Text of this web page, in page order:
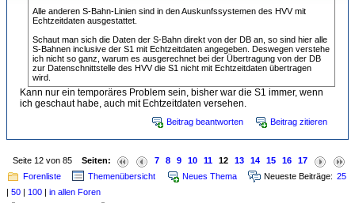
Alle anderen S-Bahn-Linien sind in den Auskunfssystemen des HVV mit
Echtzeitdaten ausgestattet.
Schaut man sich die Daten der S-Bahn direkt von der DB an, so sind hier alle
S-Bahnen inclusive der S1 mit Echtzeitdaten angegeben. Deswegen verstehe
ich nicht so ganz, warum es ausgerechnet bei der Übertragung von der DB
zur Datenschnittstelle des HVV die S1 nicht mit Echtzeitdaten übertragen
wird.
Kann nur ein temporäres Problem sein, bisher war die S1 immer, wenn
ich geschaut habe, auch mit Echtzeitdaten versehen.
Beitrag beantworten Beitrag zitieren
Seite 12 von 85 Seiten: 7 8 9 10 11 12 13 14 15 16
17
Forenliste
Themenübersicht Neues Thema Neueste Beiträge: 25
50 100 in allen Foren